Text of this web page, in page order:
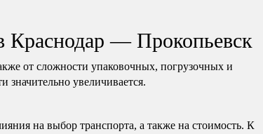
Краснодар — Прокопьевск
от сложности упаковочных, погрузочных и
значительно увеличивается.
на выбор транспорта, а также на стоимость. К